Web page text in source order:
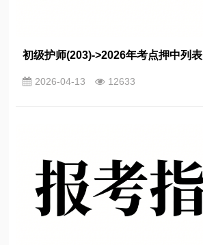
初级护师(203)->2026年考点押中列表
2026-04-13 12633